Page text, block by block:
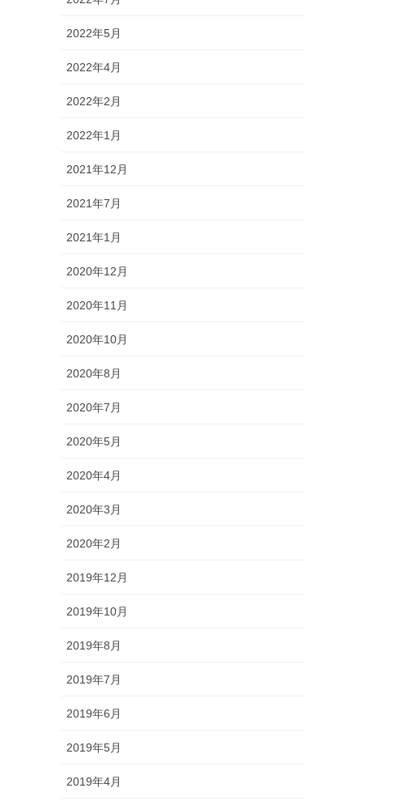
2022年5月
2022年4月
2022年2月
2022年1月
2021年12月
2021年7月
2021年1月
2020年12月
2020年11月
2020年10月
2020年8月
2020年7月
2020年5月
2020年4月
2020年3月
2020年2月
2019年12月
2019年10月
2019年8月
2019年7月
2019年6月
2019年5月
2019年4月